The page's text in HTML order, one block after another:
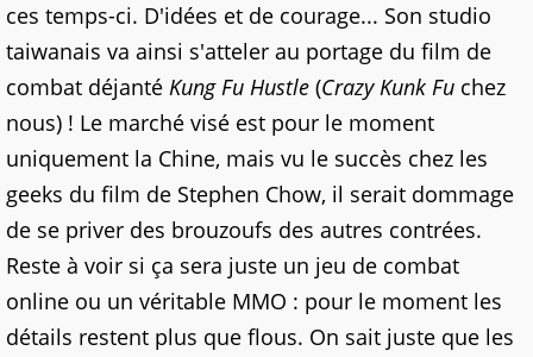
ces temps-ci. D'idées et de courage... Son studio
taiwanais va ainsi s'atteler au portage du film de
combat déjanté Kung Fu Hustle (Crazy Kunk Fu chez
nous) ! Le marché visé est pour le moment
uniquement la Chine, mais vu le succès chez les
geeks du film de Stephen Chow, il serait dommage
de se priver des brouzoufs des autres contrées.
Reste à voir si ça sera juste un jeu de combat
online ou un véritable MMO : pour le moment les
détails restent plus que flous. On sait juste que les